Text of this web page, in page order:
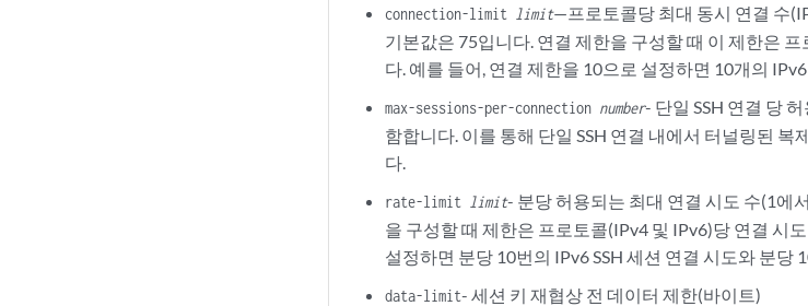
    max-sessions-per-connection
number;
    no-challenge-response;
    no-password-authentication;
    no-public-keys;
    no-tcp-forwarding;
    port
    protocol-version [v2];
    rekey {
        data-limit
bytes ;
        time-limit
minutes;
connection-limit limit—프로토콜당 최대 동시 연결 수
기본값은 75입니다. 연결 제한을 구성할 때 이 제한은
다. 예를 들어, 연결 제한을 10으로 설정하면 10개의
max-sessions-per-connection number- 단일 SSH 연결 당
함합니다. 이를 통해 단일 SSH 연결 내에서 터널링된
다.
rate-limit limit- 분당 허용되는 최대 연결 시도 수(1에
을 구성할 때 제한은 프로토콜(IPv4 및 IPv6)당 연결 시
설정하면 분당 10번의 IPv6 SSH 세션 연결 시도와 분당
data-limit- 세션 키 재협상 전 데이터 제한(바이트)